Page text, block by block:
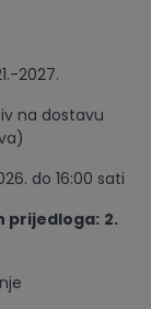
2027.
na dostavu
do 16:00 sati
prijedloga: 2.